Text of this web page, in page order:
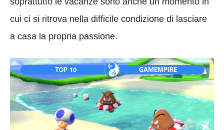
cui ci si ritrova nella difficile condizione di lasciare
a casa la propria passione.